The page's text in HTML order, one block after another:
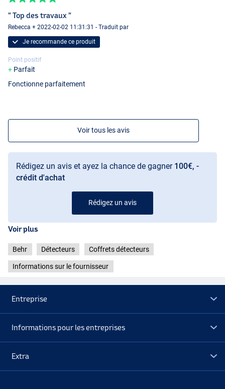
" Top des travaux "
Rebecca + 2022-02-02 11:31:31 - Traduit par
Je recommande ce produit
Point positif
Parfait
Fonctionne parfaitement
Voir tous les avis
Rédigez un avis et ayez la chance de gagner 100€, -
crédit d'achat
Rédigez un avis
Voir plus
Behr Détecteurs Coffrets détecteurs
Informations sur le fournisseur
Entreprise
Informations pour les entreprises
Extra